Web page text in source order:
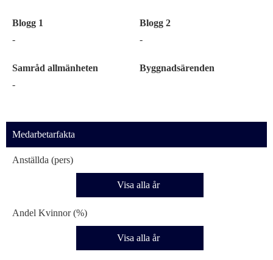
Blogg 1
-
Blogg 2
-
Samråd allmänheten
-
Byggnadsärenden
Medarbetarfakta
Anställda (pers)
Visa alla år
Andel Kvinnor (%)
Visa alla år